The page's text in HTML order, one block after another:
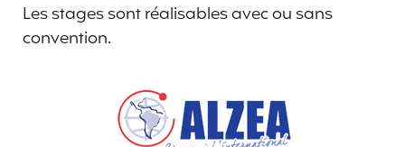
Les stages sont réalisables avec ou sans
convention.